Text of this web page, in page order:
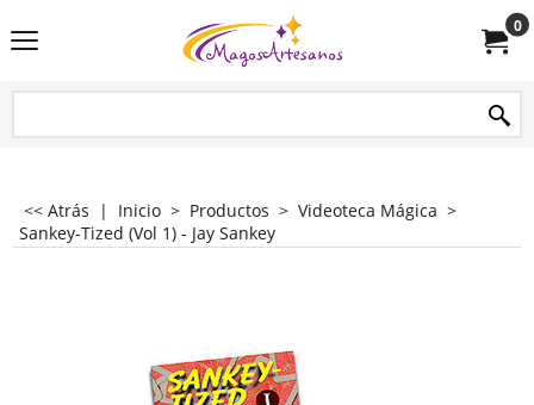
0
<< Atrás | Inicio > Productos > Videoteca Mágica >
Sankey-Tized (Vol 1) - Jay Sankey